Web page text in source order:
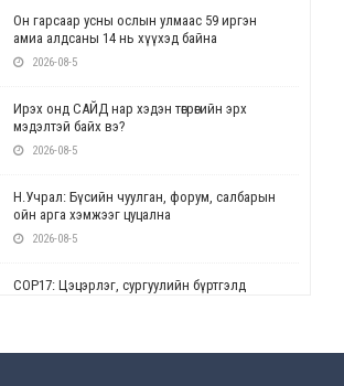
Он гарсаар усны ослын улмаас 59 иргэн
амиа алдсаны 14 нь хүүхэд байна
2026-08-5
Ирэх онд САЙД нар хэдэн төгрөгийн эрх
мэдэлтэй байх вэ?
2026-08-5
Н.Учрал: Бүсийн чуулган, форум, салбарын
ойн арга хэмжээг цуцална
2026-08-5
СОР17: Цэцэрлэг, сургуулийн бүртгэлд